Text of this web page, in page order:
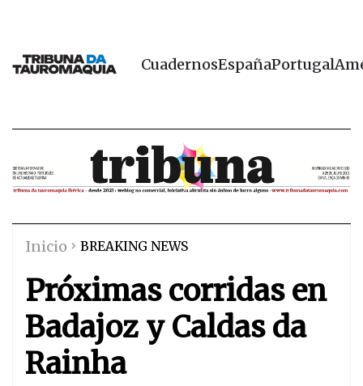
CuadernosEspañaPortugal
Inicio BREAKING NEWS
Próximas corridas en
Badajoz y Caldas da
Rainha